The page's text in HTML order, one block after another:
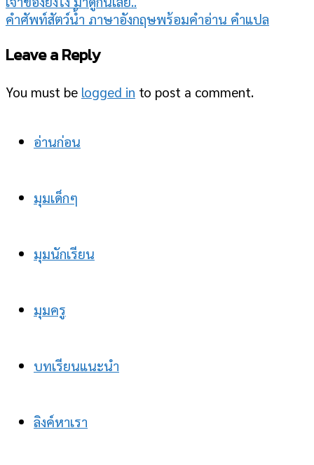
คำศัพท์สัตว์น้ำ ภาษาอังกฤษพร้อมคำอ่าน คำแปล
Leave a Reply
You must be logged in to post a comment.
อ่านก่อน
มุมเด็กๆ
มุมนักเรียน
มุมครู
บทเรียนแนะนำ
ลิงค์หาเรา